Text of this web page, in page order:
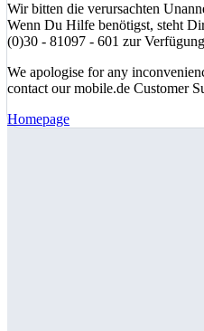
Wir bitten die verursachten
Wenn Du Hilfe benötigst, steht
(0)30 - 81097 - 601 zur
We apologise for any
contact our mobile.de Customer
Homepage